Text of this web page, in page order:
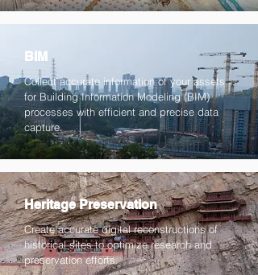
BIM
Collect accurate information of your assets
for Building Information Modeling (BIM)
processes with efficient and precise data
capture.
Heritage Preservation
Create accurate digital reconstructions of
historical sites to optimize research and
preservation efforts.